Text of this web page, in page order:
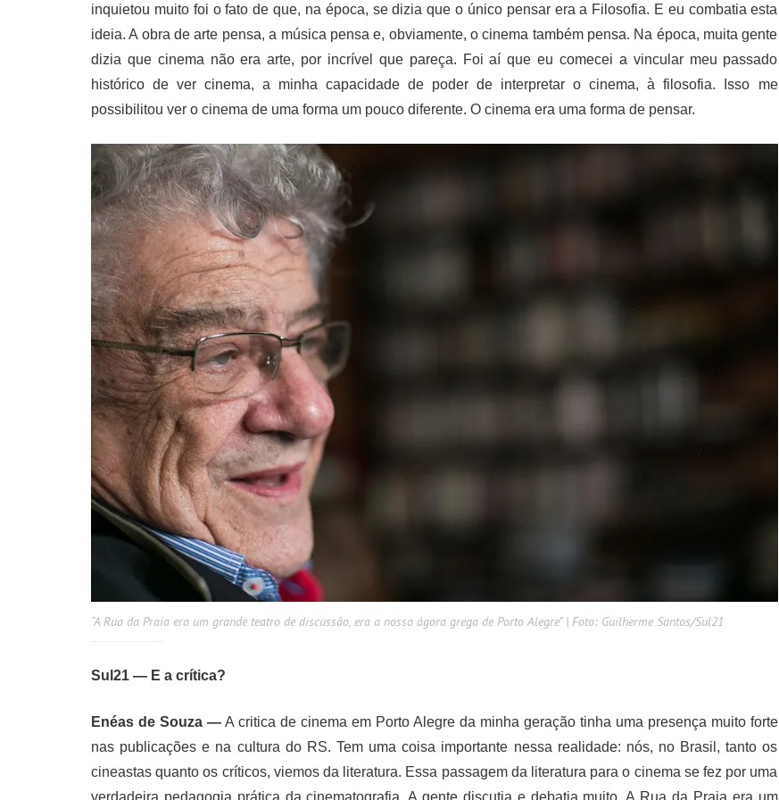
inquietou muito foi o fato de que, na época, se dizia que o único pensar era a Filosofia. E eu combatia esta
ideia. A obra de arte pensa, a música pensa e, obviamente, o cinema também pensa. Na época, muita gente
dizia que cinema não era arte, por incrível que pareça. Foi aí que eu comecei a vincular meu passado
histórico de ver cinema, a minha capacidade de poder de interpretar o cinema, à filosofia. Isso me
possibilitou ver o cinema de uma forma um pouco diferente. O cinema era uma forma de pensar.
“A Rua da Praia era um grande teatro de discussão, era a nossa ágora grega de Porto Alegre” | Foto: Guilherme Santos/Sul21
Sul21 — E a crítica?
Enéas de Souza —A critica de cinema em Porto Alegre da minha geração tinha uma presença muito forte
nas publicações e na cultura do RS. Tem uma coisa importante nessa realidade: nós, no Brasil, tanto os
cineastas quanto os críticos, viemos da literatura. Essa passagem da literatura para o cinema se fez por uma
verdadeira pedagogia prática da cinematografia. A gente discutia e debatia muito. A Rua da Praia era um